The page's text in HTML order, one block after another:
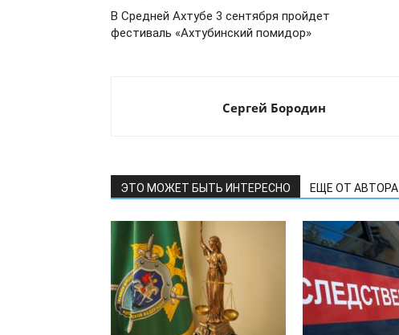
В Средней Ахтубе 3 сентября пройдет
фестиваль «Ахтубинский помидор»
Сергей Бородин
ЭТО МОЖЕТ БЫТЬ ИНТЕРЕСНО ЕЩЕ ОТ АВТОРА